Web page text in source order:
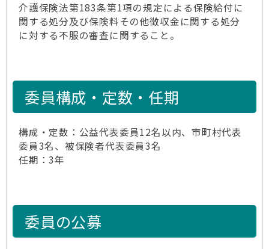
介護保険法第183条第1項の規定による保険給付に
関する処分及び保険料その他徴収金に関する処分
に対する不服の審査に関すること。
委員構成・定数・任期
構成・定数：公益代表委員12名以内、市町村代表
委員3名、被保険者代表委員3名
任期：3年
委員の公募